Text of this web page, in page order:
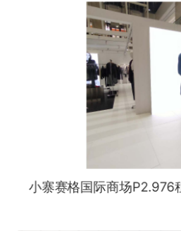
小寨赛格国际商场P2.976